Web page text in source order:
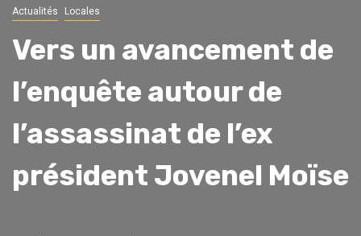
Actualités Locales
Vers un avancement de
l’enquête autour de
l’assassinat de l’ex
président Jovenel Moïse